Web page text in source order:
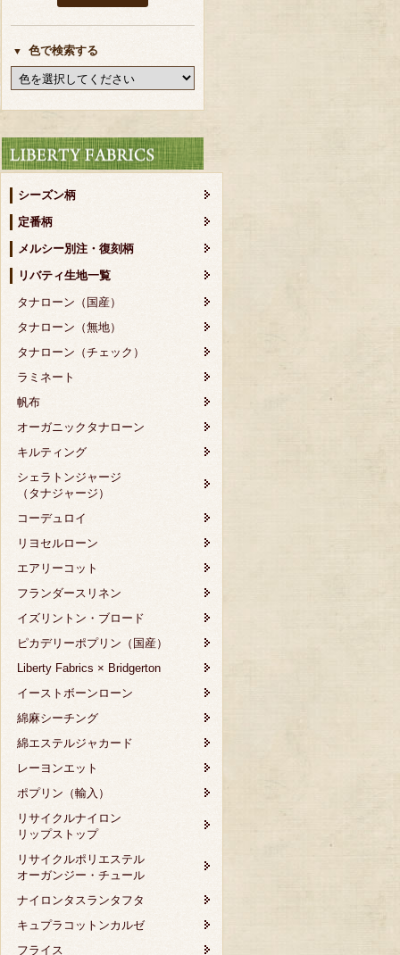
色で検索する
シーズン柄
定番柄
メルシー別注・復刻柄
リバティ生地一覧
タナローン（国産）
タナローン（無地）
タナローン（チェック）
ラミネート
帆布
オーガニックタナローン
キルティング
シェラトンジャージ
（タナジャージ）
コーデュロイ
リヨセルローン
エアリーコット
フランダースリネン
イズリントン・ブロード
ピカデリーポプリン（国産）
Liberty Fabrics × Bridgerton
イーストボーンローン
綿麻シーチング
綿エステルジャカード
レーヨンエット
ポプリン（輸入）
リサイクルナイロン
リップストップ
リサイクルポリエステル
オーガンジー・チュール
ナイロンタスランタフタ
キュプラコットンカルゼ
フライス